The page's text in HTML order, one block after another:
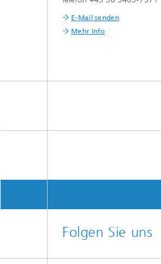
E-Mail senden
Mehr Info
Folgen Sie uns